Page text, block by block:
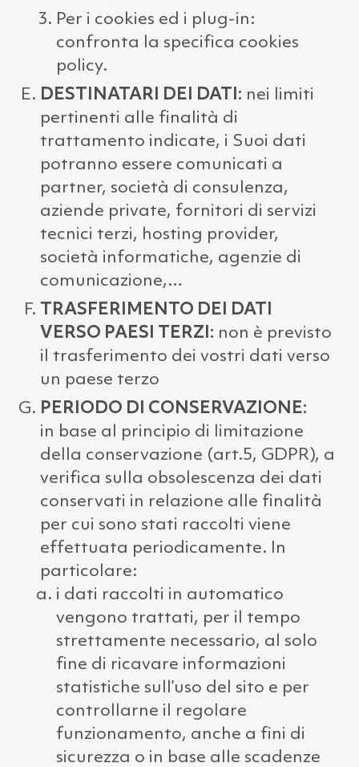
Per i cookies ed i plug-in:
confronta la specifica cookies
policy.
DESTINATARI DEI DATI: nei limiti
pertinenti alle finalità di
trattamento indicate, i Suoi dati
potranno essere comunicati a
partner, società di consulenza,
aziende private, fornitori di servizi
tecnici terzi, hosting provider,
società informatiche, agenzie di
comunicazione,…
TRASFERIMENTO DEI DATI
VERSO PAESI TERZI: non è previsto
il trasferimento dei vostri dati verso
un paese terzo
PERIODO DI CONSERVAZIONE:
in base al principio di limitazione
della conservazione (art.5, GDPR), a
verifica sulla obsolescenza dei dati
conservati in relazione alle finalità
per cui sono stati raccolti viene
effettuata periodicamente. In
particolare:
i dati raccolti in automatico
vengono trattati, per il tempo
strettamente necessario, al solo
fine di ricavare informazioni
statistiche sull’uso del sito e per
controllarne il regolare
funzionamento, anche a fini di
sicurezza o in base alle scadenze